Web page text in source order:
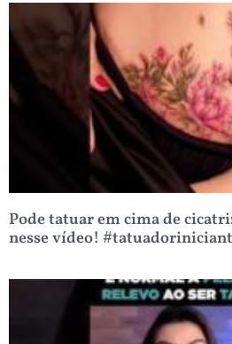
Pode tatuar em cima de
nesse vídeo!